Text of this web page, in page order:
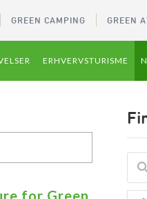
GREEN CAMPING GREEN
ERHVERVSTURISME
for Green